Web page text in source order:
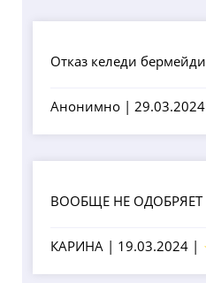
Отказ келеди бермейди
Анонимно | 29.03.2024
ВООБЩЕ НЕ ОДОБРЯЕТ
КАРИНА | 19.03.2024 |